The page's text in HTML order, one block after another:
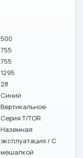
500
755
755
1295
28
Синий
Вертикальное
Серия T/TOR
Наземная
эксплуатация / С
мешалкой